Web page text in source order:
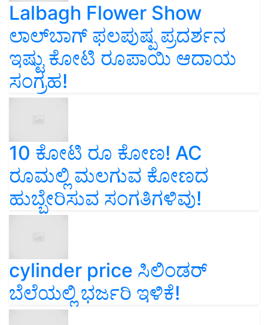
Lalbagh Flower Show
ಲಾಲ್‌ಬಾಗ್ ಫಲಪುಷ್ಪ ಪ್ರದರ್ಶನ
ಇಷ್ಟು ಕೋಟಿ ರೂಪಾಯಿ ಆದಾಯ
ಸಂಗ್ರಹ!
10 ಕೋಟಿ ರೂ ಕೋಣ! AC
ರೂಮಲ್ಲಿ ಮಲಗುವ ಕೋಣದ
ಹುಬ್ಬೇರಿಸುವ ಸಂಗತಿಗಳಿವು!
cylinder price ಸಿಲಿಂಡರ್‌
ಬೆಲೆಯಲ್ಲಿ ಭರ್ಜರಿ ಇಳಿಕೆ!